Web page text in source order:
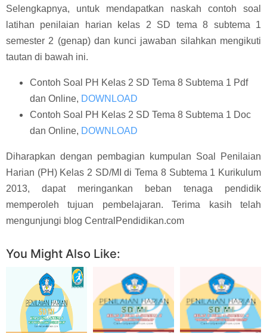
Selengkapnya, untuk mendapatkan naskah contoh soal
latihan penilaian harian kelas 2 SD tema 8 subtema 1
semester 2 (genap) dan kunci jawaban silahkan mengikuti
tautan di bawah ini.
Contoh Soal PH Kelas 2 SD Tema 8 Subtema 1 Pdf
dan Online, DOWNLOAD
Contoh Soal PH Kelas 2 SD Tema 8 Subtema 1 Doc
dan Online, DOWNLOAD
Diharapkan dengan pembagian kumpulan Soal Penilaian
Harian (PH) Kelas 2 SD/MI di Tema 8 Subtema 1 Kurikulum
2013, dapat meringankan beban tenaga pendidik
memperoleh tujuan pembelajaran. Terima kasih telah
mengunjungi blog CentralPendidikan.com
You Might Also Like: